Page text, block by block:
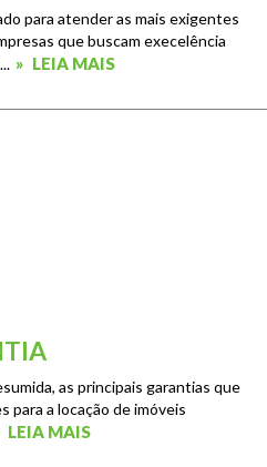
para atender as mais exigentes
que buscam execelência
» LEIA MAIS
as principais garantias que
para a locação de imóveis
LEIA MAIS